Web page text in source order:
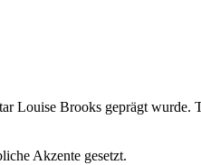
Louise Brooks geprägt wurde.
Akzente gesetzt.